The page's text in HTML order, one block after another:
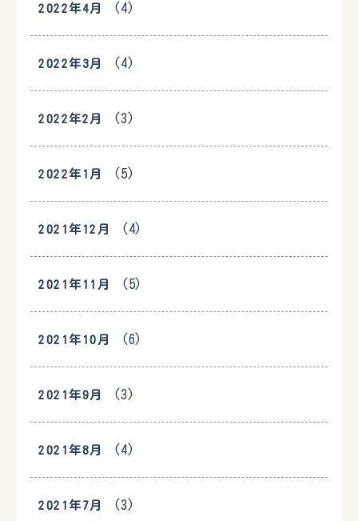
2022年4月 (4)
2022年3月 (4)
2022年2月 (3)
2022年1月 (5)
2021年12月 (4)
2021年11月 (5)
2021年10月 (6)
2021年9月 (3)
2021年8月 (4)
2021年7月 (3)